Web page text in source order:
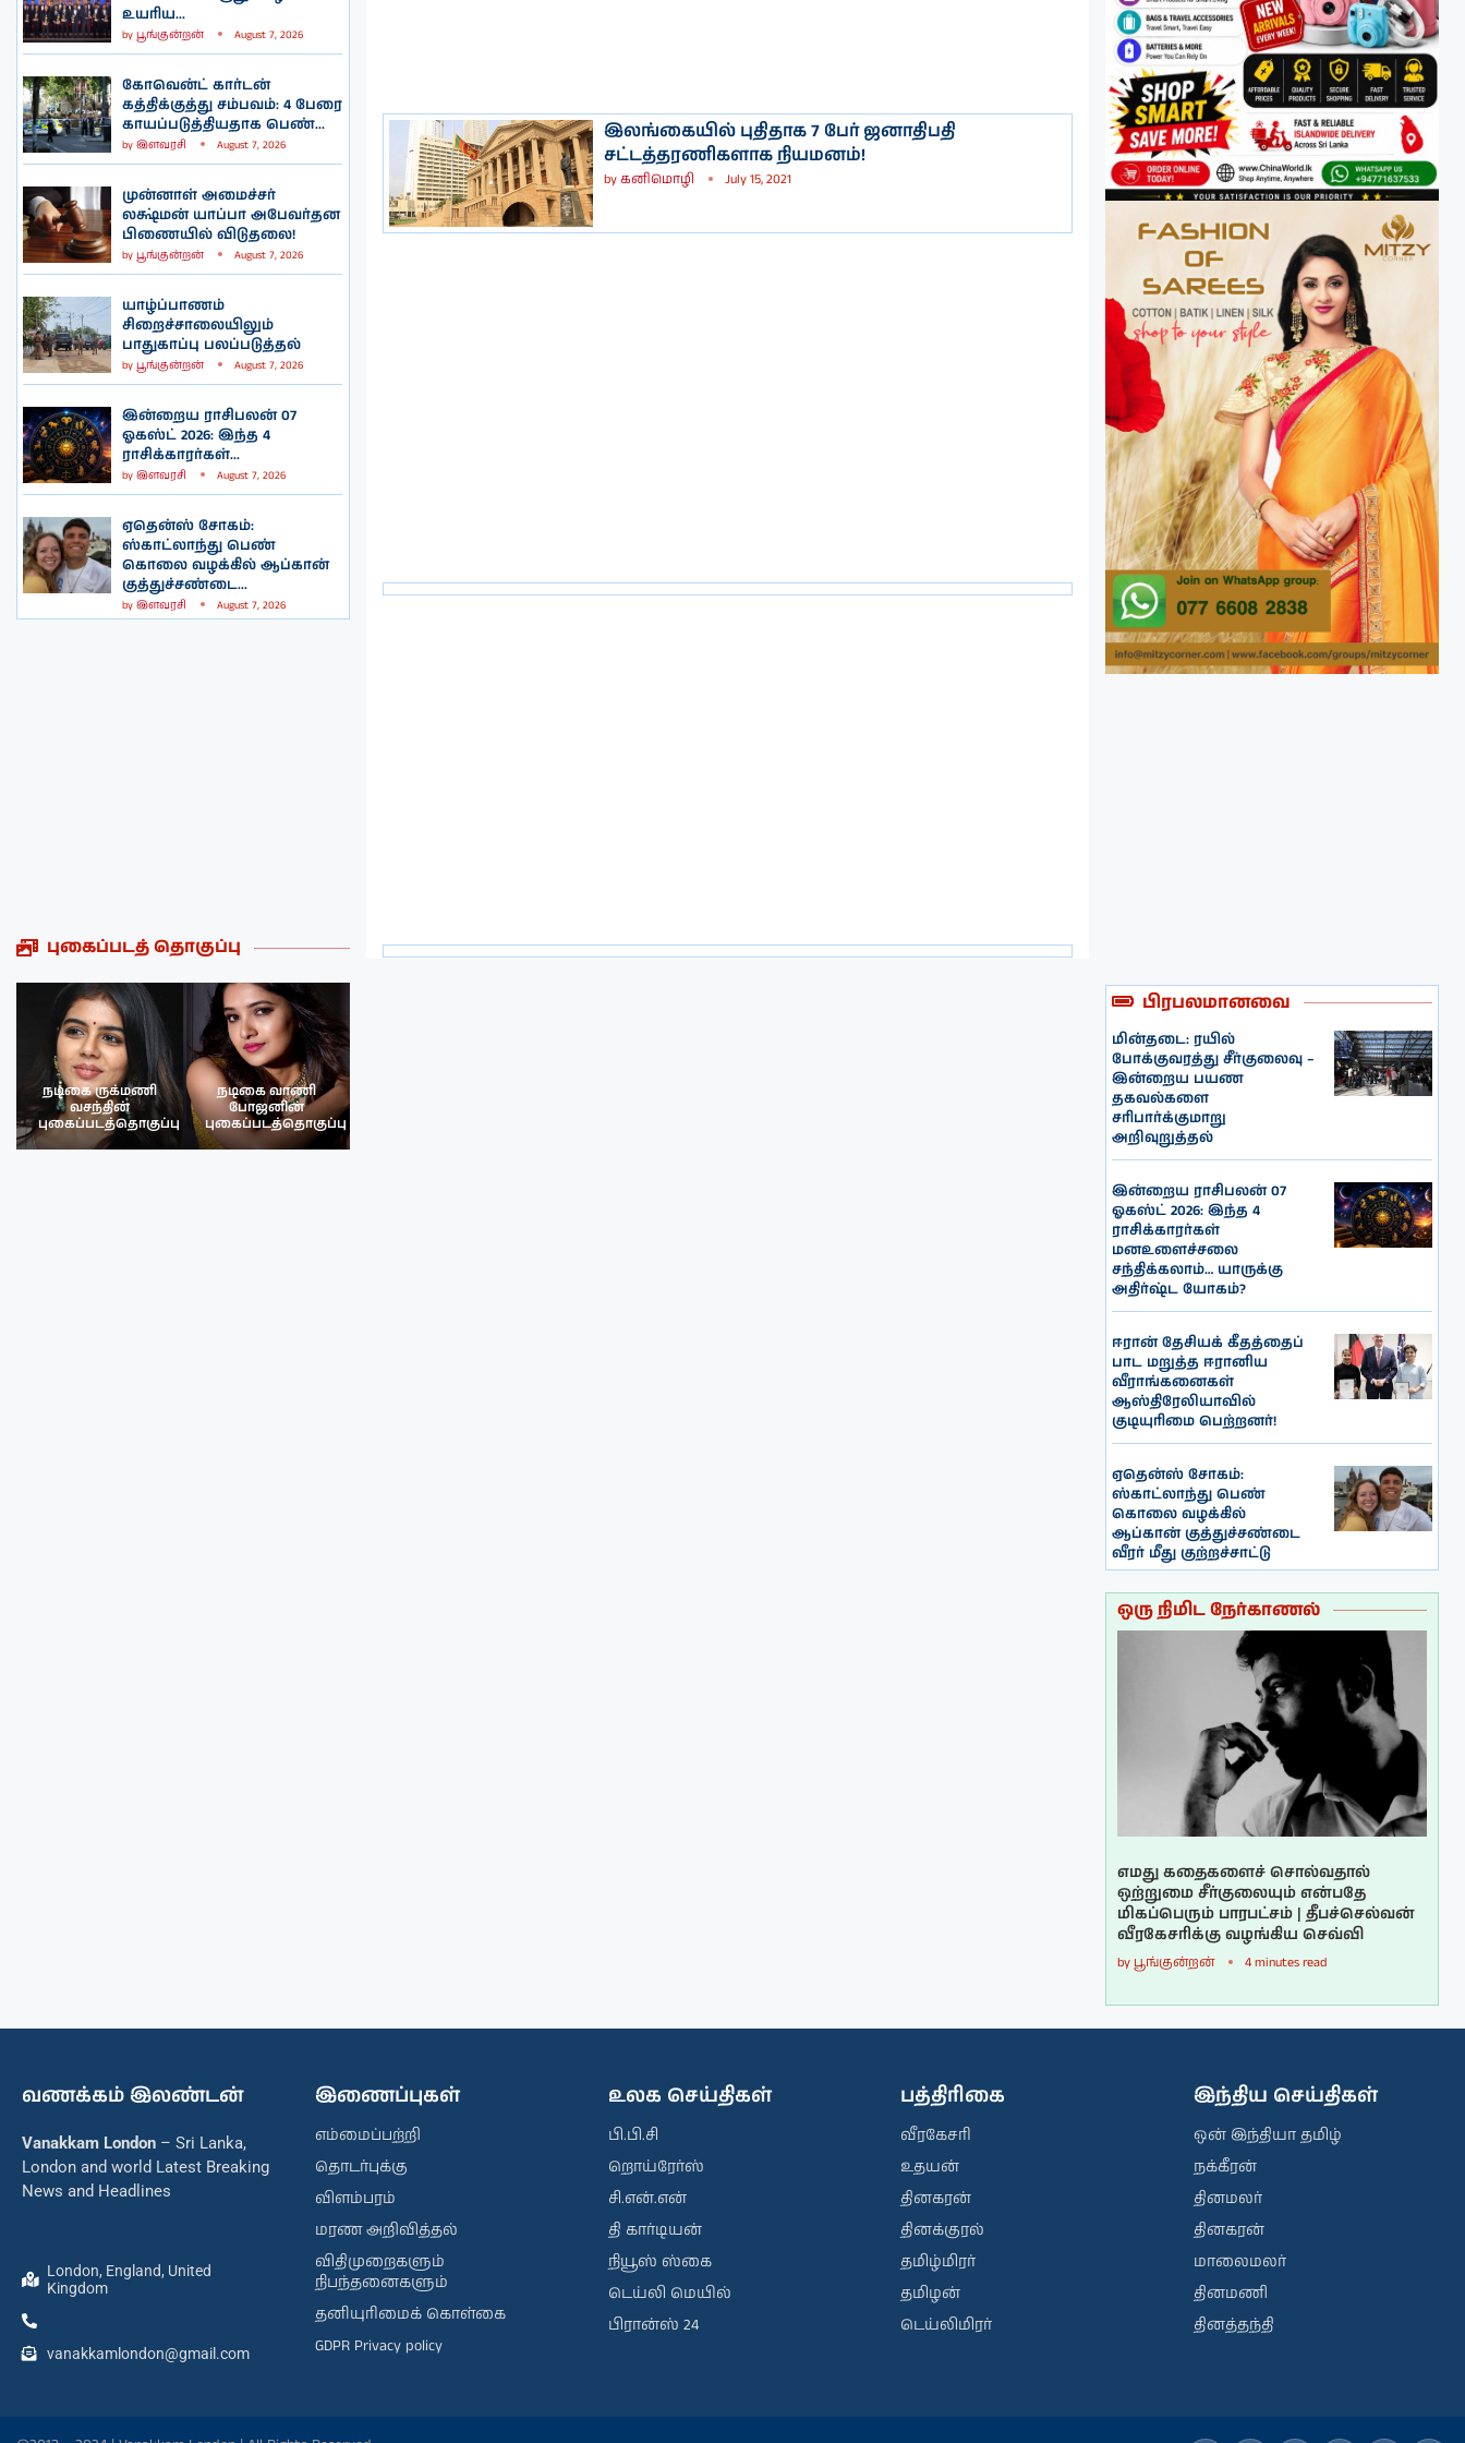
உயரிய...
by பூங்குன்றன் August 7, 2026
கோவென்ட் கார்டன்
கத்திக்குத்து சம்பவம்: 4 பேரை
காயப்படுத்தியதாக பெண்...
by இளவரசி August 7, 2026
முன்னாள் அமைச்சர்
லக்ஷ்மன் யாப்பா அபேவர்தன
பிணையில் விடுதலை!
by பூங்குன்றன் August 7, 2026
யாழ்ப்பாணம்
சிறைச்சாலையிலும்
பாதுகாப்பு பலப்படுத்தல்
by பூங்குன்றன் August 7, 2026
இன்றைய ராசிபலன் 07
ஓகஸ்ட் 2026: இந்த 4
ராசிக்காரர்கள்...
by இளவரசி August 7, 2026
ஏதென்ஸ் சோகம்:
ஸ்காட்லாந்து பெண்
கொலை வழக்கில் ஆப்கான்
குத்துச்சண்டை...
by இளவரசி August 7, 2026
புகைப்படத் தொகுப்பு
நடிகை ருக்மணி
வசந்தின்
புகைப்படத்தொகுப்பு
நடிகை வாணி
போஜனின்
புகைப்படத்தொகுப்பு
இலங்கையில் புதிதாக 7 பேர் ஜனாதிபதி
சட்டத்தரணிகளாக நியமனம்!
byகனிமொழி July 15, 2021
பிரபலமானவை
மின்தடை: ரயில்
போக்குவரத்து சீர்குலைவு –
இன்றைய பயண
தகவல்களை
சரிபார்க்குமாறு
அறிவுறுத்தல்
இன்றைய ராசிபலன் 07
ஓகஸ்ட் 2026: இந்த 4
ராசிக்காரர்கள்
மனஉளைச்சலை
சந்திக்கலாம்… யாருக்கு
அதிர்ஷ்ட யோகம்?
ஈரான் தேசியக் கீதத்தைப்
பாட மறுத்த ஈரானிய
வீராங்கனைகள்
ஆஸ்திரேலியாவில்
குடியுரிமை பெற்றனர்!
ஏதென்ஸ் சோகம்:
ஸ்காட்லாந்து பெண்
கொலை வழக்கில்
ஆப்கான் குத்துச்சண்டை
வீரர் மீது குற்றச்சாட்டு
ஒரு நிமிட நேர்காணல்
எமது கதைகளைச் சொல்வதால்
ஒற்றுமை சீர்குலையும் என்பதே
மிகப்பெரும் பாரபட்சம் | தீபச்செல்வன்
வீரகேசரிக்கு வழங்கிய செவ்வி
by பூங்குன்றன் 4 minutes read
வணக்கம் இலண்டன்
Vanakkam London – Sri Lanka,
London and world Latest Breaking
News and Headlines
London, England, United
Kingdom
vanakkamlondon@gmail.com
இணைப்புகள்
எம்மைப்பற்றி
தொடர்புக்கு
விளம்பரம்
மரண அறிவித்தல்
விதிமுறைகளும்
நிபந்தனைகளும்
தனியுரிமைக் கொள்கை
GDPR Privacy policy
உலக செய்திகள்
பி.பி.சி
றொய்ரேர்ஸ்
சி.என்.என்
தி கார்டியன்
நியூஸ் ஸ்கை
டெய்லி மெயில்
பிரான்ஸ் 24
பத்திரிகை
வீரகேசரி
உதயன்
தினகரன்
தினக்குரல்
தமிழ்மிரர்
தமிழன்
டெய்லிமிரர்
இந்திய செய்திகள்
ஒன் இந்தியா தமிழ்
நக்கீரன்
தினமலர்
தினகரன்
மாலைமலர்
தினமணி
தினத்தந்தி